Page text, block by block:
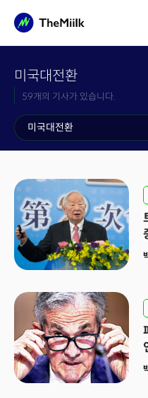
미국대전환
59개의 기사가 있습니다.
미국대전환